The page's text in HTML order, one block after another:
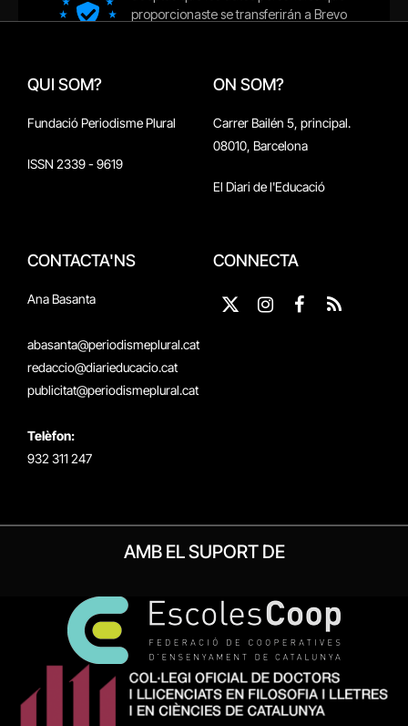
QUI SOM?
Fundació Periodisme Plural
ISSN 2339 - 9619
ON SOM?
Carrer Bailén 5, principal.
08010, Barcelona
El Diari de l'Educació
CONTACTA'NS
Ana Basanta
abasanta@periodismeplural.cat
redaccio@diarieducacio.cat
publicitat@periodismeplural.cat
Telèfon:
932 311 247
CONNECTA
X
Instagram
Facebook
RSS
AMB EL SUPORT DE